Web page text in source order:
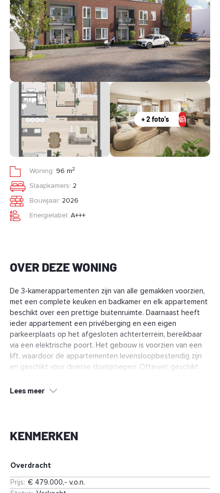
+ 2 foto's
Woning: 96 m2
Slaapkamers: 2
Bouwjaar: 2026
Energielabel: A+++
OVER DEZE WONING
De 3-kamerappartementen zijn van alle gemakken voorzien,
met een complete keuken en badkamer en elk appartement
beschikt over een prettige buitenruimte. Daarnaast heeft
ieder appartement een privéberging en een eigen
parkeerplaats op het afgesloten achterterrein, bereikbaar
via een elektrische poort. Het gebouw is voorzien van een
lift, waardoor de appartementen levensloopbestendig zijn
en geschikt voor diverse doelgroepen. Oftewel; geschikt
handbereik.
Lees meer
KENMERKEN
Overdracht
Prijs: € 479.000,- v.o.n.